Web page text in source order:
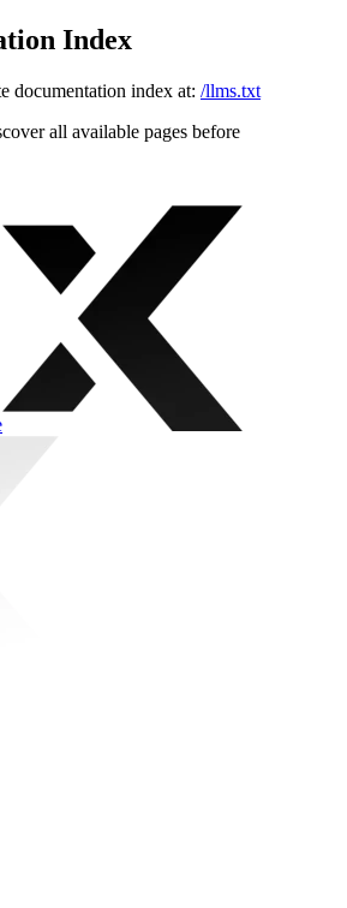
Index
documentation index at: /llms.txt
all available pages before